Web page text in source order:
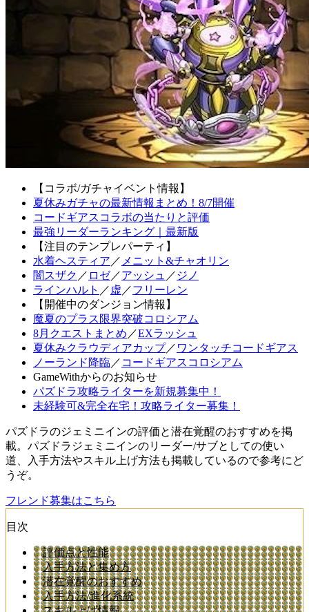
【コラボ/ガチャイベント情報】
夏休みガチャの最新情報まとめ！8/7開催
コードギアスコラボの当たりと評価
最強リーダーランキング｜最新版
【注目のテンプレパーティ】
水着ヘスティア ／ メニット&チャオリン
闇スザク ／ ロゼ／アッシュ ／ ジノ
ラインハルト ／ 虚 ／フリーレン
【開催中のダンジョン情報】
魔夏のプラス限界突破コロシアム
8月クエストまとめ ／EXラッシュ
夏休みクラウディアカップ／ ワンタッチコードギアス
ノーランド降臨／ コードギアスコロシアム
GameWithからのお知らせ
パズドラ攻略ライターを新規募集中！
未経験可&完全在宅！攻略ライター募集！
パズドラのジェミニインの評価と潜在覚醒のおすすめを掲
載。パズドラジェミニインのリーダー/サブとしての使い
道、入手方法やスキル上げ方法も掲載しているので参考にど
うぞ。
フレンド募集はこちら
目次
評価点と性能
入手方法と集め方
潜在覚醒のおすすめ
入手方法/進化系統